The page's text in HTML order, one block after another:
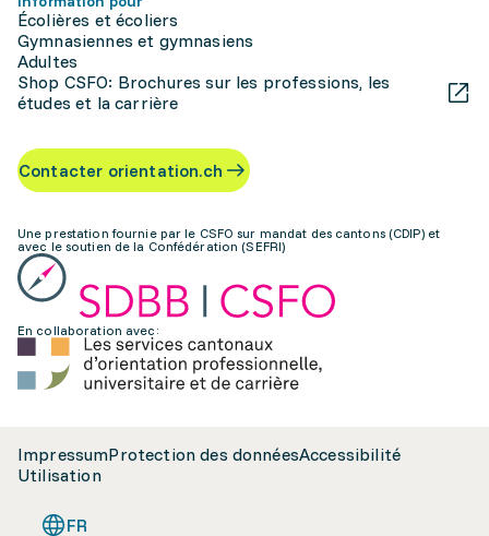
Écolières et écoliers
Gymnasiennes et gymnasiens
Adultes
Shop CSFO: Brochures sur les professions, les
études et la carrière
Contacter orientation.ch
Une prestation fournie par le CSFO sur mandat des cantons (CDIP) et
avec le soutien de la Confédération (SEFRI)
En collaboration avec:
ImpressumProtection des donnéesAccessibilité
Utilisation
FR